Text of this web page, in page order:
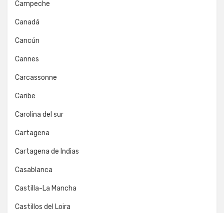
Campeche
Canadá
Cancún
Cannes
Carcassonne
Caribe
Carolina del sur
Cartagena
Cartagena de Indias
Casablanca
Castilla-La Mancha
Castillos del Loira